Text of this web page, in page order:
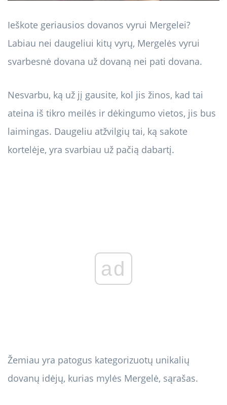
Ieškote geriausios dovanos vyrui Mergelei?
Labiau nei daugeliui kitų vyrų, Mergelės vyrui
svarbesnė dovana už dovaną nei pati dovana.
Nesvarbu, ką už jį gausite, kol jis žinos, kad tai
ateina iš tikro meilės ir dėkingumo vietos, jis bus
laimingas. Daugeliu atžvilgių tai, ką sakote
kortelėje, yra svarbiau už pačią dabartį.
ad
Žemiau yra patogus kategorizuotų unikalių
dovanų idėjų, kurias mylės Mergelė, sąrašas.